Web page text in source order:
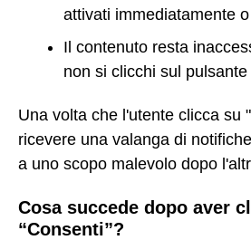
attivati immediatamente
Il contenuto resta
non si clicchi sul
Una volta che l'utente clicca su
ricevere una valanga di
a uno scopo malevolo dopo
Cosa succede dopo aver
“Consenti”?